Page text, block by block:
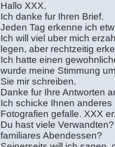
Hallo XXX.
Ich danke fur Ihren Brief.
Jeden Tag erkenne ich
Ich will viel uber mich
legen, aber rechtzeitig
Ich hatte einen
wurde meine Stimmung
Sie mir schreiben.
Danke fur Ihre Antworten
Ich schicke Ihnen
Fotografien gefalle. XXX
Du hast viele
familiares Abendessen?